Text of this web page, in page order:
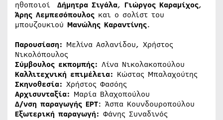
ηθοποιοί Δήμητρα Σιγάλα, Γιώργος Καραμίχος,
Άρης Λεμπεσόπουλος και ο σολίστ του
μπουζουκιού Μανώλης Καραντίνης.
Παρουσίαση: Μελίνα Ασλανίδου, Χρήστος
Νικολόπουλος
Σύμβουλος εκπομπής: Λίνα Νικολακοπούλου
Καλλιτεχνική επιμέλεια: Κώστας Μπαλαχούτης
Σκηνοθεσία: Χρήστος Φασόης
Αρχισυνταξία: Μαρία Βλαχοπούλου
Δ/νση παραγωγής ΕΡΤ: Άσπα Κουνδουροπούλου
Εξωτερική παραγωγή: Φάνης Συναδινός